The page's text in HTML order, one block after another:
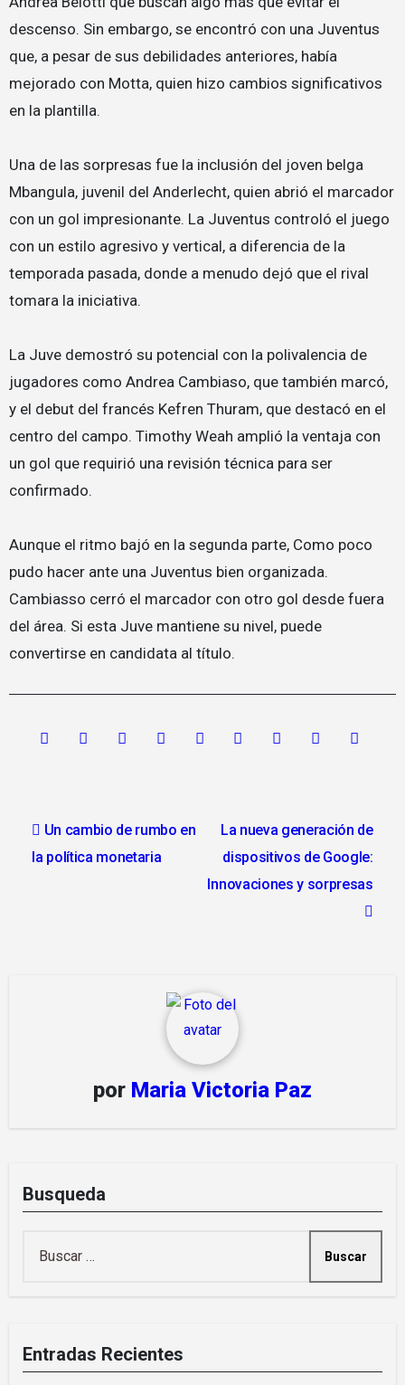
descenso. Sin embargo, se encontró con una Juventus
que, a pesar de sus debilidades anteriores, había
mejorado con Motta, quien hizo cambios significativos
en la plantilla.
Una de las sorpresas fue la inclusión del joven belga
Mbangula, juvenil del Anderlecht, quien abrió el marcador
con un gol impresionante. La Juventus controló el juego
con un estilo agresivo y vertical, a diferencia de la
temporada pasada, donde a menudo dejó que el rival
tomara la iniciativa.
La Juve demostró su potencial con la polivalencia de
jugadores como Andrea Cambiaso, que también marcó,
y el debut del francés Kefren Thuram, que destacó en el
centro del campo. Timothy Weah amplió la ventaja con
un gol que requirió una revisión técnica para ser
confirmado.
Aunque el ritmo bajó en la segunda parte, Como poco
pudo hacer ante una Juventus bien organizada.
Cambiasso cerró el marcador con otro gol desde fuera
del área. Si esta Juve mantiene su nivel, puede
convertirse en candidata al título.
de Un cambio de rumbo en
la política monetaria
La nueva generación de
dispositivos de Google:
Innovaciones y sorpresas
por Maria Victoria Paz
Busqueda
Entradas Recientes